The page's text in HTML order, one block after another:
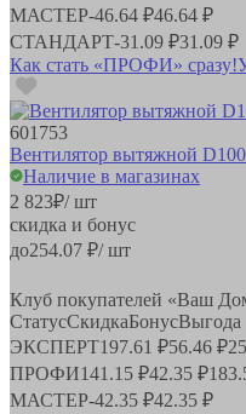
МАСТЕР-46.64 ₽46.64 ₽
СТАНДАРТ-31.09 ₽31.09 ₽
Как стать «ПРОФИ» сразу!
601753
Вентилятор вытяжной
Наличие в магазинах
2 823₽/ шт
скидка и бонус
до254.07 ₽/ шт
Клуб покупателей «Ваш
СтатусСкидкаБонусВыгода
ЭКСПЕРТ197.61 ₽56.46 ₽
ПРОФИ141.15 ₽42.35 ₽
МАСТЕР-42.35 ₽42.35 ₽